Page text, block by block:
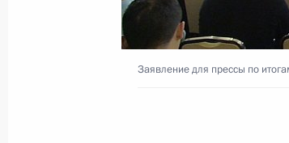
переговоров
26 апреля 2016 года, 16:20
Заявление для прессы по